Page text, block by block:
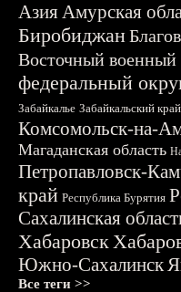
АзияАмурская
Биробиджан
Восточный военный
федеральный
Забайкалье Забайкальский край
Комсомольск-на-
Магаданская область
Петропавловск-
край Республика Бурятия
Сахалинская
Хабаровск
Южно-Сахалинск
Все теги >>